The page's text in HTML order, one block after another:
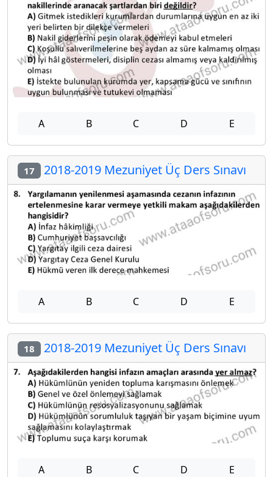
A B C D E
17 2018-2019 Mezuniyet Üç Ders Sınavı
A B C D E
18 2018-2019 Mezuniyet Üç Ders Sınavı
A B C D E